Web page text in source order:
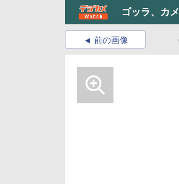
ゴッラ、カ
前の画像